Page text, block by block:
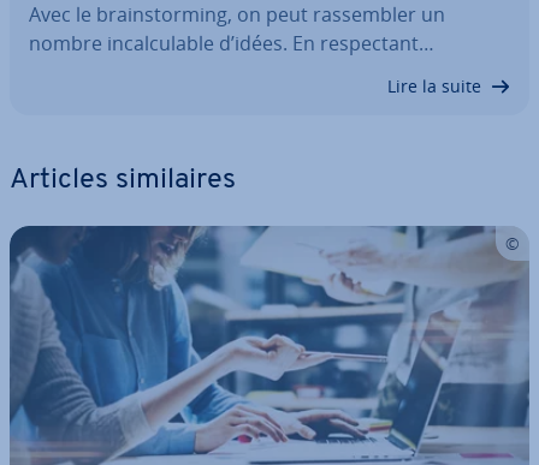
Avec le brains­tor­ming, on peut ras­sem­bler un
nombre in­cal­cu­lable d’idées. En res­pec­tant…
Lire la suite
Articles si­mi­laires